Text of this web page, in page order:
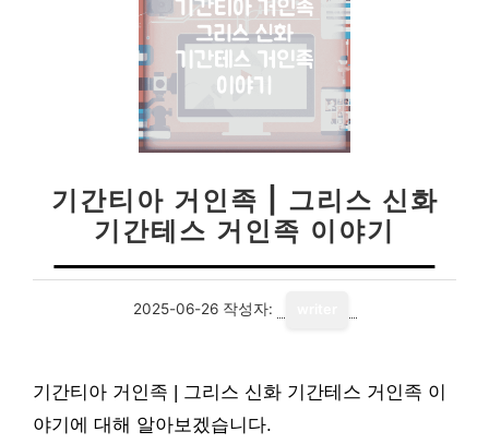
기간티아 거인족 | 그리스 신화
기간테스 거인족 이야기
2025-06-26 작성자:
기간티아 거인족 | 그리스 신화 기간테스 거인족 이
야기에 대해 알아보겠습니다.